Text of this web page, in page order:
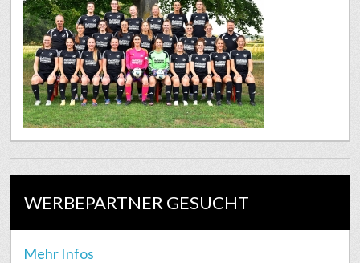
WERBEPARTNER GESUCHT
Mehr Infos